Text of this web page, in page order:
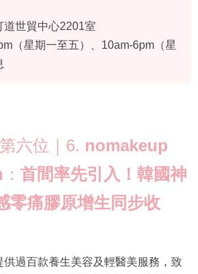
道世貿中心2201室
（星期一至五）、10am-6pm（星
六位｜6. nomakeup
： 首間率先引入！韓國神
零痛膠原增生同步收
供過百款養生美容及輕醫美服務，致